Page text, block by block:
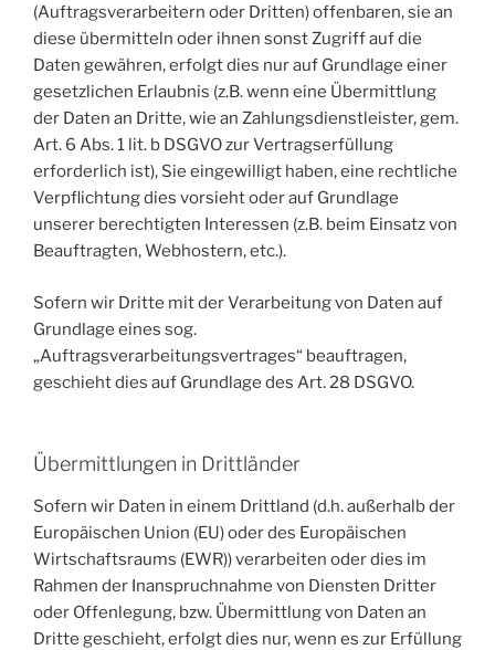
(Auftragsverarbeitern oder Dritten) offenbaren, sie an
diese übermitteln oder ihnen sonst Zugriff auf die
Daten gewähren, erfolgt dies nur auf Grundlage einer
gesetzlichen Erlaubnis (z.B. wenn eine Übermittlung
der Daten an Dritte, wie an Zahlungsdienstleister, gem.
Art. 6 Abs. 1 lit. b DSGVO zur Vertragserfüllung
erforderlich ist), Sie eingewilligt haben, eine rechtliche
Verpflichtung dies vorsieht oder auf Grundlage
unserer berechtigten Interessen (z.B. beim Einsatz von
Beauftragten, Webhostern, etc.).
Sofern wir Dritte mit der Verarbeitung von Daten auf
Grundlage eines sog.
„Auftragsverarbeitungsvertrages“ beauftragen,
geschieht dies auf Grundlage des Art. 28 DSGVO.
Übermittlungen in Drittländer
Sofern wir Daten in einem Drittland (d.h. außerhalb der
Europäischen Union (EU) oder des Europäischen
Wirtschaftsraums (EWR)) verarbeiten oder dies im
Rahmen der Inanspruchnahme von Diensten Dritter
oder Offenlegung, bzw. Übermittlung von Daten an
Dritte geschieht, erfolgt dies nur, wenn es zur Erfüllung